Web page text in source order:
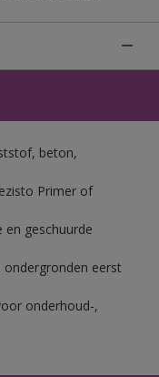
beton,
Primer of
en geschuurde
eerst
onderhoud-,